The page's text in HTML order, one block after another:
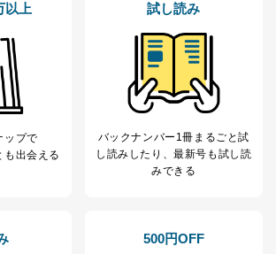
ーQ＆
用者
カスタマーQ＆Aサイトの投稿内容
ｅメール等によるカスタマーQ＆A
サイトのサービス内容のご案内の
ｅメール等による商品、サービ
ス、キャンペーン等の広告に関す
るご案内のため
採用選考、ご連絡のため
提携
購入商品配送のため
以上
ップで
も出会える
試し読み
バックナンバー1冊まるごと試
し読み したり、最新号も試し読
みできる
500円OFF